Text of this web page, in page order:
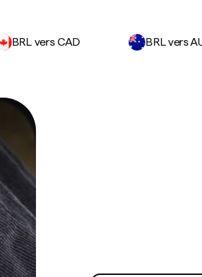
BRL vers CAD BRL vers